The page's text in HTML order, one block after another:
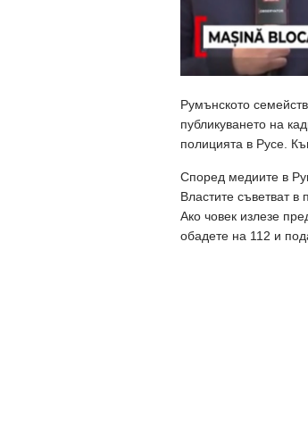
Румънското
публикуването на
полицията в Русе.
Според медиите в
Властите съветват
Ако човек излезе
обадете на 112 и